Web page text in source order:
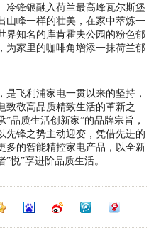
冷锋银融入荷兰最高峰瓦尔斯堡
山峰一样的壮美，在家中萃炼一
界知名的库肯霍夫公园的粉色郁
为家里的咖啡角增添一抹荷兰郁
飞利浦家电一贯以来的坚持，
致敬高品质精致生活的革新之
品质生活创新家”的品牌宗旨，
先锋之势主动迎变，凭借先进的
多的智能精控家电产品，以全新
悦”享进阶品质生活。